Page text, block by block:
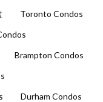
Toronto Condos
Brampton Condos
Durham Condos